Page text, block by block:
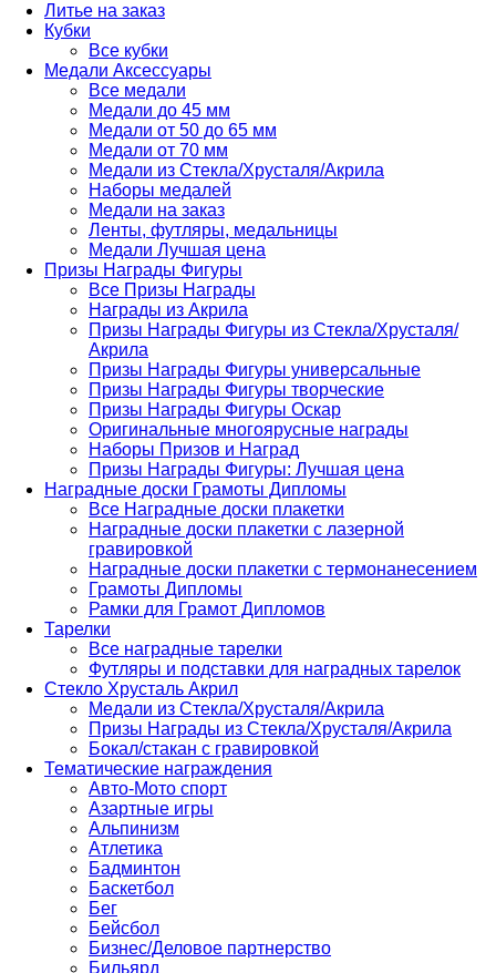
Литье на заказ
Кубки
Все кубки
Медали Аксессуары
Все медали
Медали до 45 мм
Медали от 50 до 65 мм
Медали от 70 мм
Медали из Стекла/Хрусталя/Акрила
Наборы медалей
Медали на заказ
Ленты, футляры, медальницы
Медали Лучшая цена
Призы Награды Фигуры
Все Призы Награды
Награды из Акрила
Призы Награды Фигуры из Стекла/Хрусталя/
Акрила
Призы Награды Фигуры универсальные
Призы Награды Фигуры творческие
Призы Награды Фигуры Оскар
Оригинальные многоярусные награды
Наборы Призов и Наград
Призы Награды Фигуры: Лучшая цена
Наградные доски Грамоты Дипломы
Все Наградные доски плакетки
Наградные доски плакетки с лазерной
гравировкой
Наградные доски плакетки с термонанесением
Грамоты Дипломы
Рамки для Грамот Дипломов
Тарелки
Все наградные тарелки
Футляры и подставки для наградных тарелок
Стекло Хрусталь Акрил
Медали из Стекла/Хрусталя/Акрила
Призы Награды из Стекла/Хрусталя/Акрила
Бокал/стакан с гравировкой
Тематические награждения
Авто-Мото спорт
Азартные игры
Альпинизм
Атлетика
Бадминтон
Баскетбол
Бег
Бейсбол
Бизнес/Деловое партнерство
Бильярд